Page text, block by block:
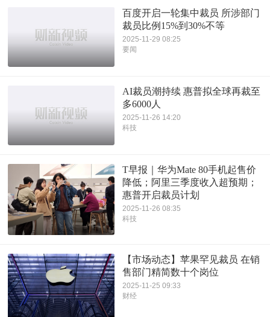
百度开启一轮集中裁员 所涉部门
裁员比例15%到30%不等
2025-11-29 08:25
要闻
AI裁员潮持续 惠普拟全球再裁至
多6000人
2025-11-26 14:20
科技
T早报｜华为Mate 80手机起售价
降低；阿里三季度收入超预期；
惠普开启裁员计划
2025-11-26 08:35
科技
【市场动态】苹果罕见裁员 在销
售部门精简数十个岗位
2025-11-25 09:33
财经